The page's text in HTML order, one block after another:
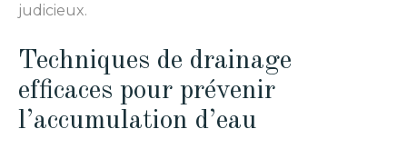
judicieux.
Techniques de drainage
efficaces pour prévenir
l’accumulation d’eau